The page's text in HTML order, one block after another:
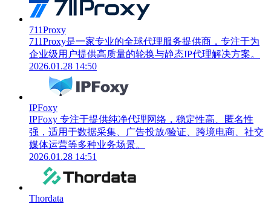
711Proxy
711Proxy是一家专业的全球代理服务提供商，专注于为
企业级用户提供高质量的轮换与静态IP代理解决方案。
2026.01.28 14:50
IPFoxy
IPFoxy 专注于提供纯净代理网络，稳定性高、匿名性
强，适用于数据采集、广告投放/验证、跨境电商、社交
媒体运营等多种业务场景。
2026.01.28 14:51
Thordata